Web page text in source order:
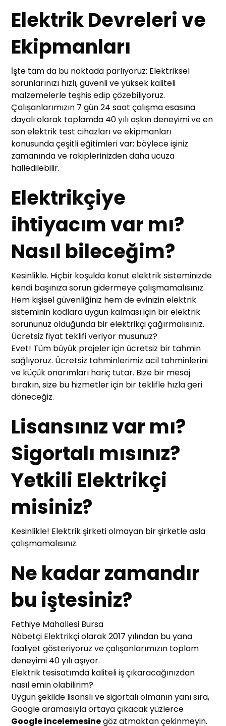
Elektrik Devreleri ve
Ekipmanları
İşte tam da bu noktada parlıyoruz: Elektriksel
sorunlarınızı hızlı, güvenli ve yüksek kaliteli
malzemelerle teşhis edip çözebiliyoruz.
Çalışanlarımızın 7 gün 24 saat çalışma esasına
dayalı olarak toplamda 40 yılı aşkın deneyimi ve en
son elektrik test cihazları ve ekipmanları
konusunda çeşitli eğitimleri var; böylece işiniz
zamanında ve rakiplerinizden daha ucuza
halledilebilir.
Elektrikçiye
ihtiyacım var mı?
Nasıl bileceğim?
Kesinlikle. Hiçbir koşulda konut elektrik sisteminizde
kendi başınıza sorun gidermeye çalışmamalısınız.
Hem kişisel güvenliğiniz hem de evinizin elektrik
sisteminin kodlara uygun kalması için bir elektrik
sorununuz olduğunda bir elektrikçi çağırmalısınız.
Ücretsiz fiyat teklifi veriyor musunuz?
Evet! Tüm büyük projeler için ücretsiz bir tahmin
sağlıyoruz. Ücretsiz tahminlerimiz acil tahminlerini
ve küçük onarımları hariç tutar. Bize bir mesaj
bırakın, size bu hizmetler için bir teklifle hızla geri
döneceğiz.
Lisansınız var mı?
Sigortalı mısınız?
Yetkili Elektrikçi
misiniz?
Kesinlikle! Elektrik şirketi olmayan bir şirketle asla
çalışmamalısınız.
Ne kadar zamandır
bu iştesiniz?
Fethiye Mahallesi Bursa
Nöbetçi Elektrikçi olarak 2017 yılından bu yana
faaliyet gösteriyoruz ve çalışanlarımızın toplam
deneyimi 40 yılı aşıyor.
Elektrik tesisatımda kaliteli iş çıkaracağınızdan
nasıl emin olabilirim?
Uygun şekilde lisanslı ve sigortalı olmanın yanı sıra,
Google aramasıyla ortaya çıkacak yüzlerce
Google incelemesinegöz atmaktan çekinmeyin.